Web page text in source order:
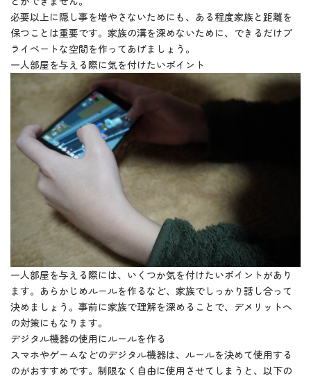
必要以上に隠し事を増やさないためにも、ある程度家族と距離を
保つことは重要です。家族の溝を深めないために、できるだけプ
ライベートな空間を作ってあげましょう。
一人部屋を与える際に気を付けたいポイント
一人部屋を与える際には、いくつか気を付けたいポイントがあり
ます。あらかじめルールを作るなど、家族でしっかり話し合って
決めましょう。事前に家族で理解を深めることで、デメリットへ
の対策にもなります。
デジタル機器の使用にルールを作る
スマホやゲームなどのデジタル機器は、ルールを決めて使用する
のがおすすめです。制限なく自由に使用させてしまうと、以下の